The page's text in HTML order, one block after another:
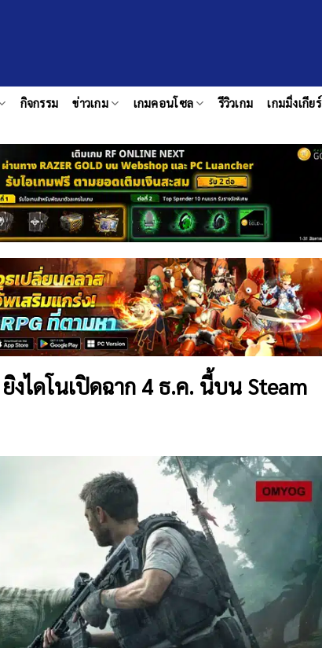
กิจกรรม ข่าวเกม เกมคอนโซล รีวิวเกม เกมมิ่งเกียร์
งไดโนเปิดฉาก 4 ธ.ค. นี้บน Steam